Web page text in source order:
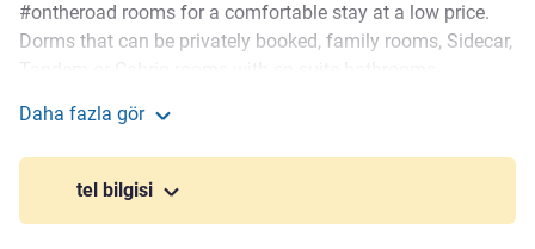
Açıklama
#ontheroad rooms for a comfortable stay at a low price.
Dorms that can be privately booked, family rooms, Sidecar,
also offers free enclosed parking and reception is open
24/7. There is an all-you-can-eat breakfast buffet and
vending machines available.
Daha fazla gör
tel bilgisi